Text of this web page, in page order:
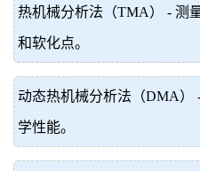
热机械分析法（TMA） - 测
和软化点。
动态热机械分析法（DMA）
学性能。